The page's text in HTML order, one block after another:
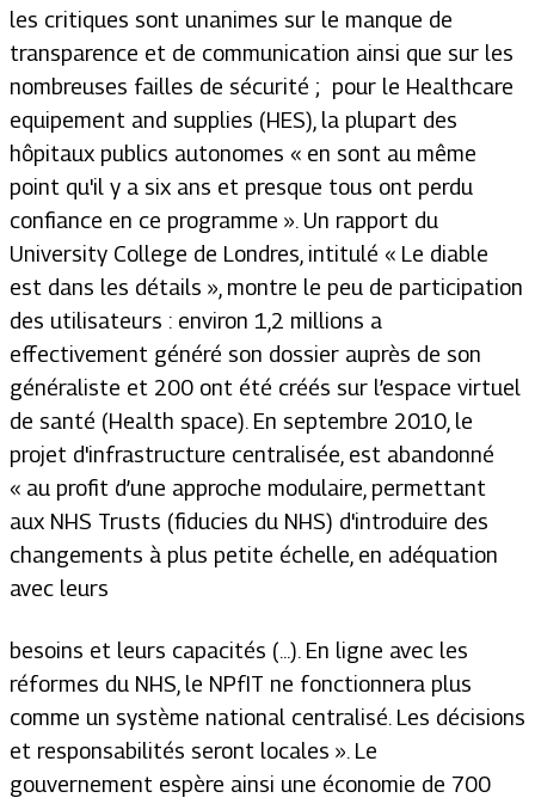
les critiques sont unanimes sur le manque de
transparence et de communication ainsi que sur les
nombreuses failles de sécurité ; pour le Healthcare
equipement and supplies (HES), la plupart des
hôpitaux publics autonomes « en sont au même
point qu'il y a six ans et presque tous ont perdu
confiance en ce programme ». Un rapport du
University College de Londres, intitulé « Le diable
est dans les détails », montre le peu de participation
des utilisateurs : environ 1,2 millions a
effectivement généré son dossier auprès de son
généraliste et 200 ont été créés sur l’espace virtuel
de santé (Health space). En septembre 2010, le
projet d'infrastructure centralisée, est abandonné
« au profit d’une approche modulaire, permettant
aux NHS Trusts (fiducies du NHS) d'introduire des
changements à plus petite échelle, en adéquation
avec leurs
besoins et leurs capacités (...). En ligne avec les
réformes du NHS, le NPfIT ne fonctionnera plus
comme un système national centralisé. Les décisions
et responsabilités seront locales ». Le
gouvernement espère ainsi une économie de 700